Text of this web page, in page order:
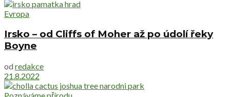
Evropa
Irsko – od Cliffs of Moher až po údolí řeky
Boyne
od redakce
21.8.2022